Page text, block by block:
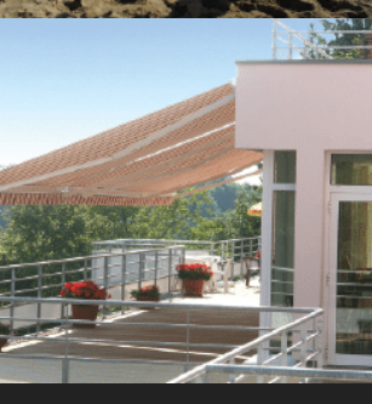
DE-RIEZ LA GRANDE DUNE